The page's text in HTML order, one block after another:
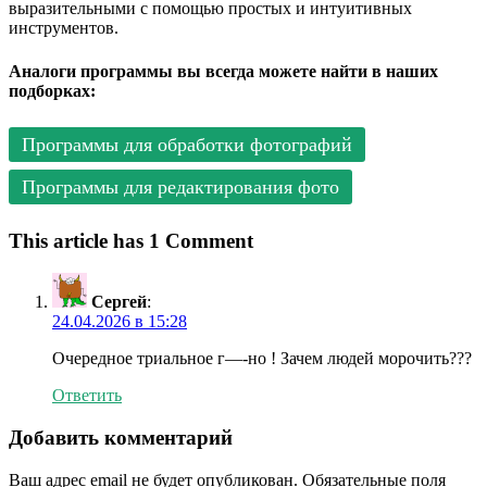
выразительными с помощью простых и интуитивных
инструментов.
Аналоги программы вы всегда можете найти в наших
подборках:
Программы для обработки фотографий
Программы для редактирования фото
This article has 1 Comment
Сергей:
24.04.2026 в 15:28
Очередное триальное г—-но ! Зачем людей морочить???
Ответить
Добавить комментарий
Ваш адрес email не будет опубликован. Обязательные поля